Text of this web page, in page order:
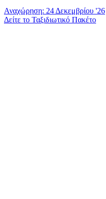
Αναχώρηση: 24 Δεκεμβρίου '26
Δείτε το Ταξιδιωτικό Πακέτο